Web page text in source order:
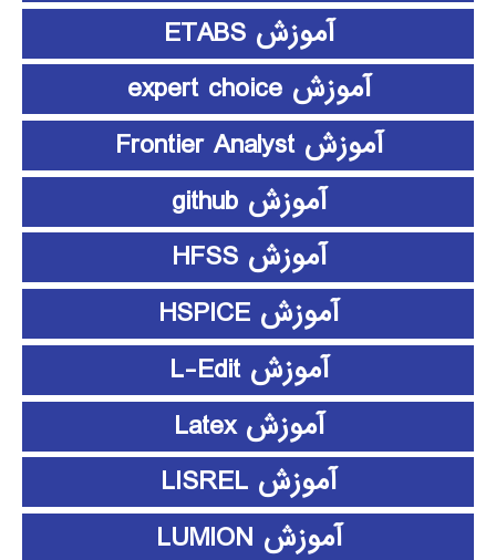
آموزش ETABS
آموزش expert choice
آموزش Frontier Analyst
آموزش github
آموزش HFSS
آموزش HSPICE
آموزش L-Edit
آموزش Latex
آموزش LISREL
آموزش LUMION